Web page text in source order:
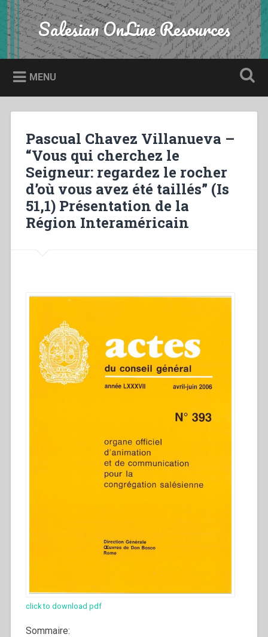
Skip
to
content
Search Salesian OnLine Resources
MENU
Pascual Chavez Villanueva –
“Vous qui cherchez le
Seigneur: regardez le rocher
d’où vous avez été taillés” (Is
51,1) Présentation de la
Région Interaméricain
click to download pdf
Sommaire: